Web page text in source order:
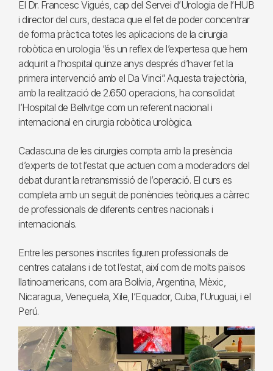
El Dr. Francesc Vigués, cap del Servei d’Urologia de l’HUB
i director del curs, destaca que el fet de poder concentrar
de forma pràctica totes les aplicacions de la cirurgia
robòtica en urologia “és un reflex de l’expertesa que hem
adquirit a l’hospital quinze anys després d’haver fet la
primera intervenció amb el Da Vinci”. Aquesta trajectòria,
amb la realització de 2.650 operacions, ha consolidat
l’Hospital de Bellvitge com un referent nacional i
internacional en cirurgia robòtica urològica.
Cadascuna de les cirurgies compta amb la presència
d’experts de tot l’estat que actuen com a moderadors del
debat durant la retransmissió de l’operació. El curs es
completa amb un seguit de ponències teòriques a càrrec
de professionals de diferents centres nacionals i
internacionals.
Entre les persones inscrites figuren professionals de
centres catalans i de tot l’estat, així com de molts països
llatinoamericans, com ara Bolívia, Argentina, Mèxic,
Nicaragua, Veneçuela, Xile, l’Equador, Cuba, l’Uruguai, i el
Perú.